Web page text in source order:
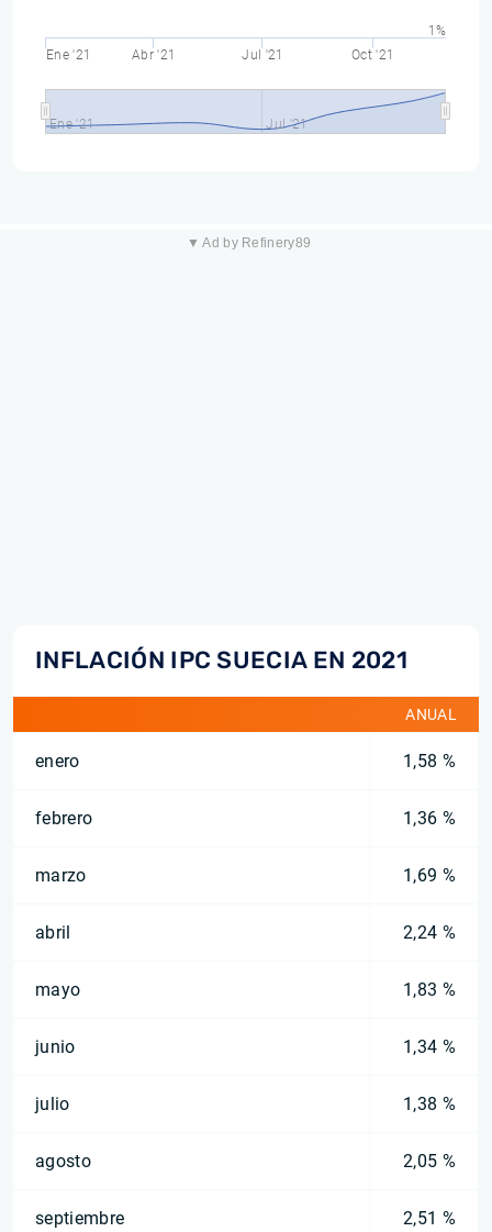
Ene '21 Abr '21 Jul '21 Oct '21
Ene '21 Jul '21
1%
▼ Ad by Refinery89
INFLACIÓN IPC SUECIA EN 2021
ANUAL
enero 1,58 %
febrero 1,36 %
marzo 1,69 %
abril 2,24 %
mayo 1,83 %
junio 1,34 %
julio 1,38 %
agosto 2,05 %
septiembre 2,51 %